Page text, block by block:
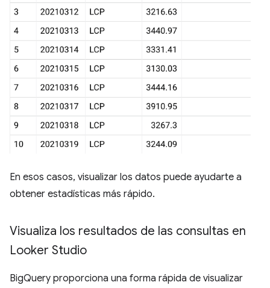
En esos casos, visualizar los datos puede ayudarte a
obtener estadísticas más rápido.
Visualiza los resultados de las consultas en
Looker Studio
BigQuery proporciona una forma rápida de visualizar